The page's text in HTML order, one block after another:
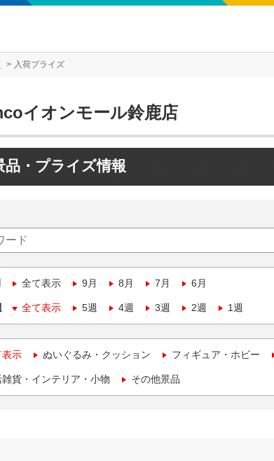
入荷プライズ
イオンモール鈴鹿店
品・プライズ情報
全て表示 9月 8月 7月 6月
全て表示 5週 4週 3週 2週 1週
表示 ぬいぐるみ・クッション フィギュア・ホビー
貨・インテリア・小物 その他景品